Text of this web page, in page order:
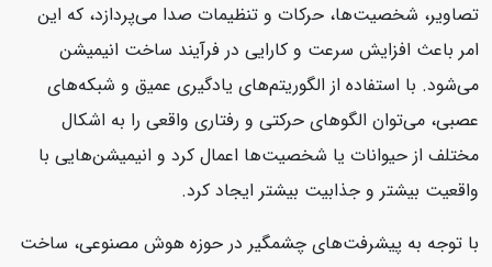
تصاویر، شخصیت‌ها، حرکات و تنظیمات صدا می‌پردازد، که این
امر باعث افزایش سرعت و کارایی در فرآیند ساخت انیمیشن
می‌شود. با استفاده از الگوریتم‌های یادگیری عمیق و شبکه‌های
عصبی، می‌توان الگوهای حرکتی و رفتاری واقعی را به اشکال
مختلف از حیوانات یا شخصیت‌ها اعمال کرد و انیمیشن‌هایی با
واقعیت بیشتر و جذابیت بیشتر ایجاد کرد.
با توجه به پیشرفت‌های چشمگیر در حوزه هوش مصنوعی، ساخت